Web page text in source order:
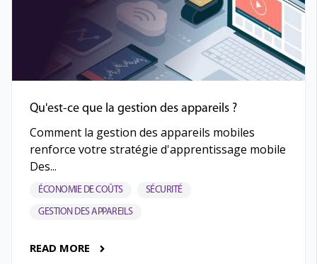
Qu'est-ce que la gestion des appareils ?
Comment la gestion des appareils mobiles
renforce votre stratégie d'apprentissage mobile
Des...
ÉCONOMIE DE COÛTS SÉCURITÉ
GESTION DES APPAREILS
READ MORE